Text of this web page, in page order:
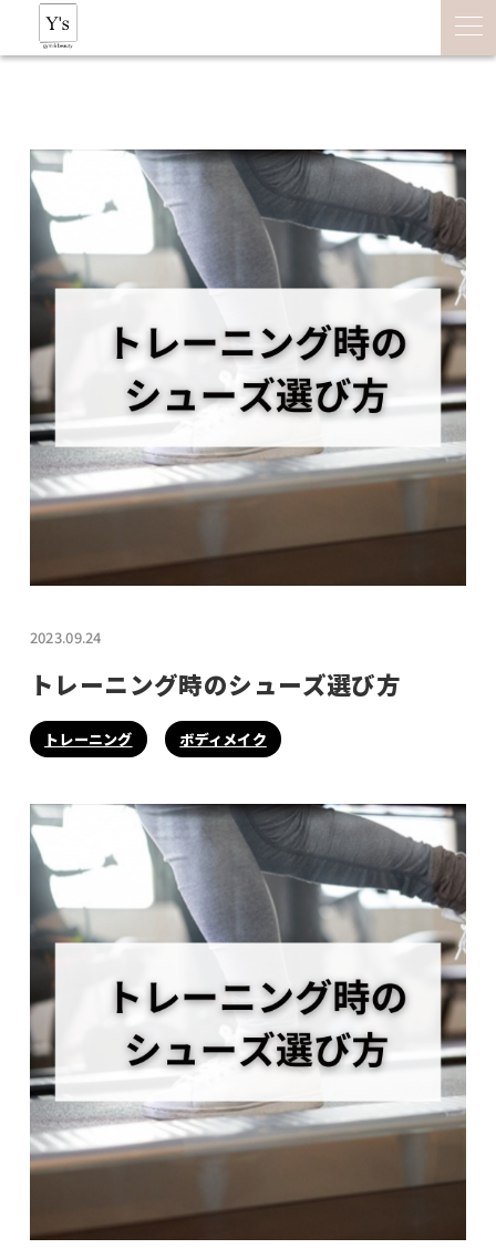
2023.09.24
トレーニング時のシューズ選び方
トレーニング ボディメイク